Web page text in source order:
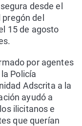
desde el
del
15 de agosto
por agentes
Policía
Adscrita a la
ayudó a
ilicitanos e
que querían